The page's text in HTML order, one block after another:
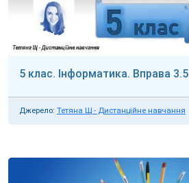
5 клас. Інформатика. Вправа 3.5
Джерело: Тетяна Щ - Дистанційне навчання